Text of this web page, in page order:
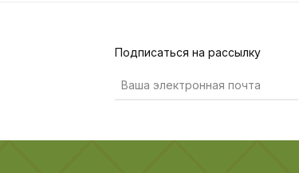
Подписаться на рассылку